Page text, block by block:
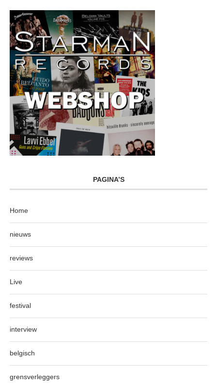
PAGINA’S
Home
nieuws
reviews
Live
festival
interview
belgisch
grensverleggers